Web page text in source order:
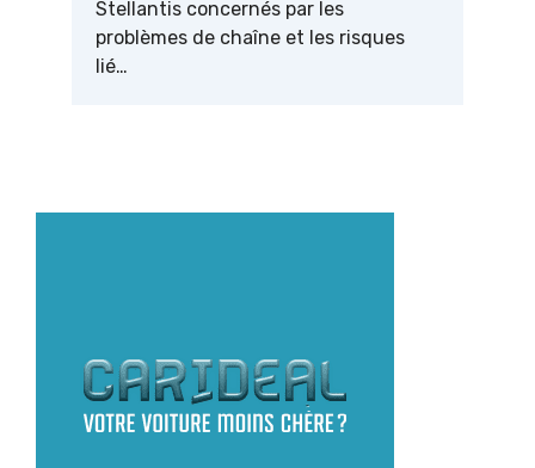
Stellantis concernés par les
problèmes de chaîne et les risques
lié…